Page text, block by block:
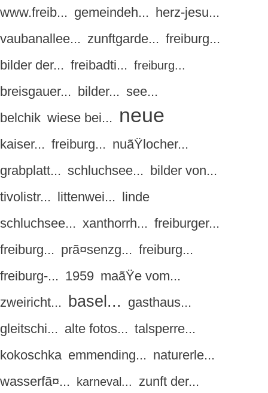
www.freib... gemeindeh... herz-jesu...
vaubanallee... zunftgarde... freiburg...
bilder der... freibadti... freiburg...
breisgauer... bilder... see...
belchik wiese bei... neue
kaiser... freiburg... nuãŸlocher...
grabplatt... schluchsee... bilder von...
tivolistr... littenwei... linde
schluchsee... xanthorrh... freiburger...
freiburg... prã¤senzg... freiburg...
freiburg-... 1959 maãŸe vom...
zweiricht...
basel... gasthaus...
gleitschi... alte fotos... talsperre...
kokoschka emmending... naturerle...
wasserfã¤...
karneval...
zunft der...